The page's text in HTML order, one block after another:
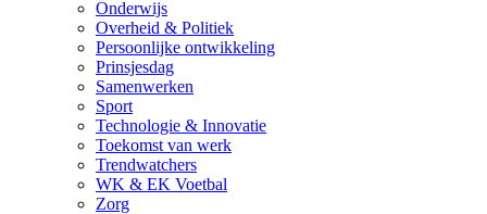
Onderwijs
Overheid & Politiek
Persoonlijke ontwikkeling
Prinsjesdag
Samenwerken
Sport
Technologie & Innovatie
Toekomst van werk
Trendwatchers
WK & EK Voetbal
Zorg